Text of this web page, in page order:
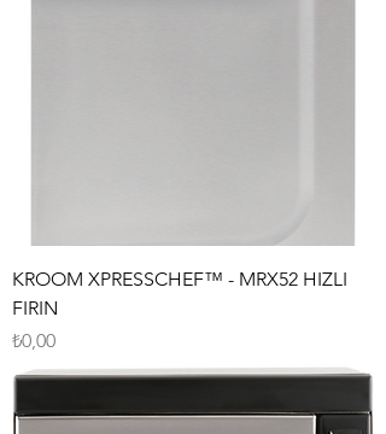
KROOM XPRESSCHEF™ - MRX52 HIZLI
FIRIN
Fiyat
₺0,00